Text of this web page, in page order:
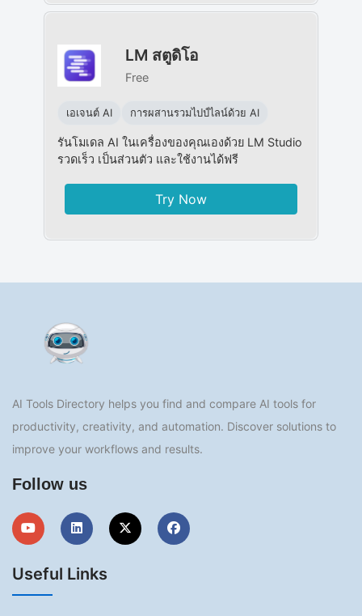
LM สตูดิโอ
Free
เอเจนต์ AI การผสานรวมไปป์ไลน์ด้วย AI
รันโมเดล AI ในเครื่องของคุณเองด้วย LM Studio
รวดเร็ว เป็นส่วนตัว และใช้งานได้ฟรี
Try Now
AI Tools Directory helps you find and compare AI tools for
productivity, creativity, and automation. Discover solutions to
improve your workflows and results.
Follow us
Useful Links